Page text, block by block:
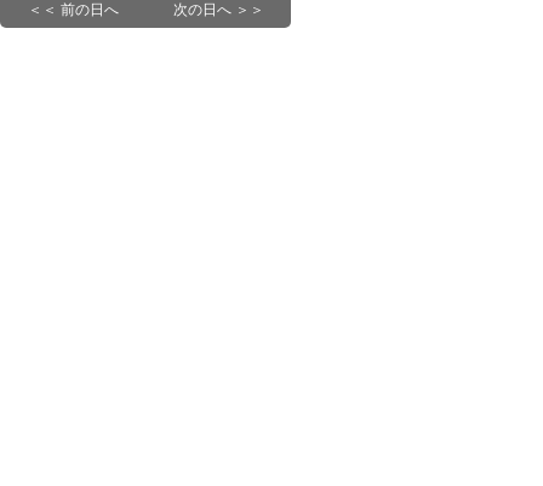
＜＜ 前の日へ 次の日へ ＞＞